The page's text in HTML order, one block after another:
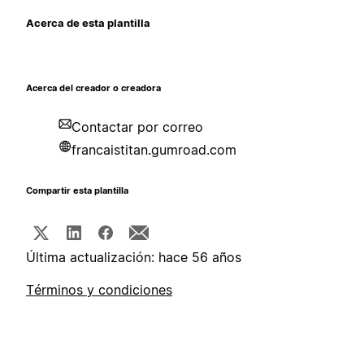
Acerca de esta plantilla
Acerca del creador o creadora
Contactar por correo
francaistitan.gumroad.com
Compartir esta plantilla
Última actualización: hace 56 años
Términos y condiciones